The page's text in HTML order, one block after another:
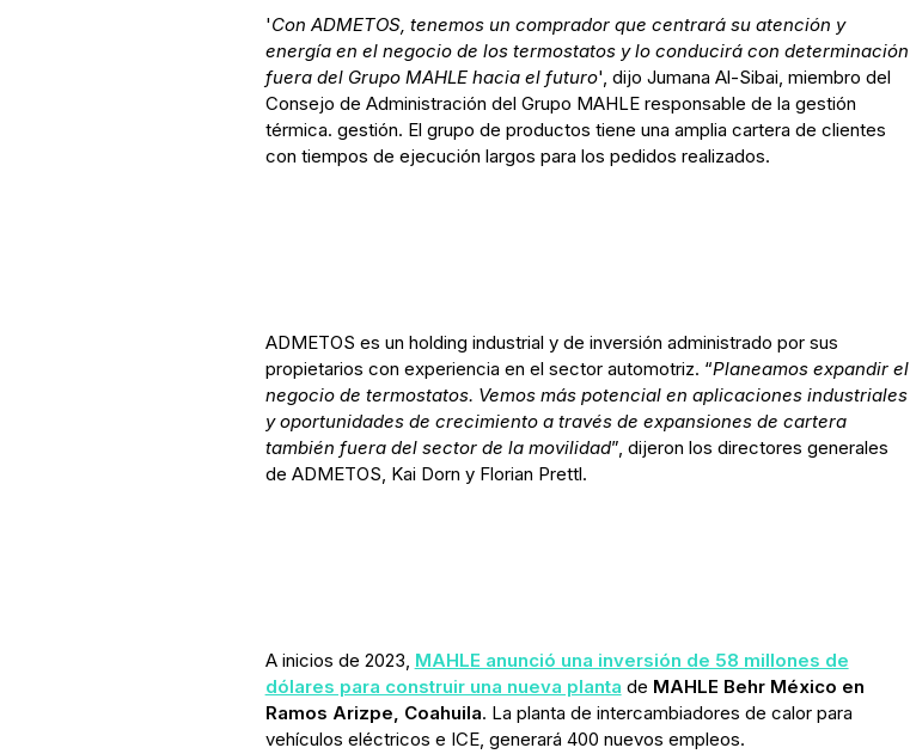
'Con ADMETOS, tenemos un comprador que centrará su atención y
energía en el negocio de los termostatos y lo conducirá con determinación
fuera del Grupo MAHLE hacia el futuro', dijo Jumana Al-Sibai, miembro del
Consejo de Administración del Grupo MAHLE responsable de la gestión
térmica. gestión. El grupo de productos tiene una amplia cartera de clientes
con tiempos de ejecución largos para los pedidos realizados.
ADMETOS es un holding industrial y de inversión administrado por sus
propietarios con experiencia en el sector automotriz. “Planeamos expandir el
negocio de termostatos. Vemos más potencial en aplicaciones industriales
y oportunidades de crecimiento a través de expansiones de cartera
también fuera del sector de la movilidad”, dijeron los directores generales
de ADMETOS, Kai Dorn y Florian Prettl.
A inicios de 2023, MAHLE anunció una inversión de 58 millones de
dólares para construir una nueva planta de MAHLE Behr México en
Ramos Arizpe, Coahuila. La planta de intercambiadores de calor para
vehículos eléctricos e ICE, generará 400 nuevos empleos.